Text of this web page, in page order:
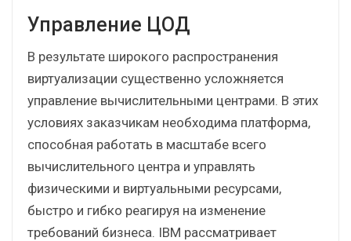
Управление ЦОД
В результате широкого распространения
виртуализации существенно усложняется
управление вычислительными центрами. В этих
условиях заказчикам необходима платформа,
способная работать в масштабе всего
вычислительного центра и управлять
физическими и виртуальными ресурсами,
быстро и гибко реагируя на изменение
требований бизнеса. IBM рассматривает